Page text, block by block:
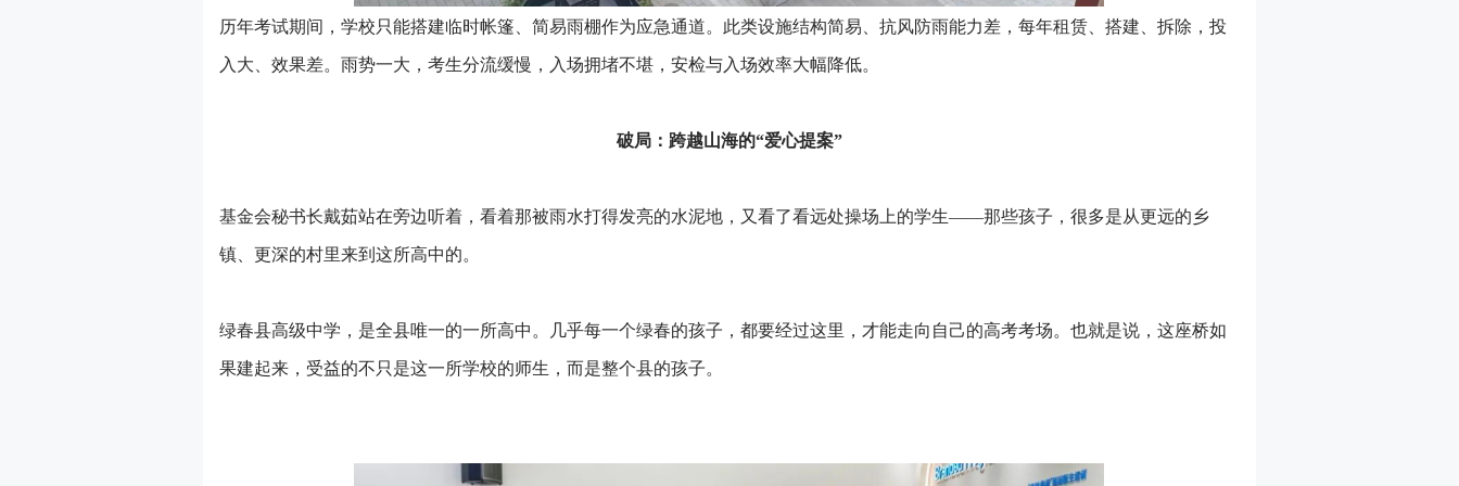
历年考试期间，学校只能搭建临时帐篷、简易雨棚作为应急通道。此类设施结构简易、抗风防雨能力差，每年租赁、搭建、拆除，投
入大、效果差。雨势一大，考生分流缓慢，入场拥堵不堪，安检与入场效率大幅降低。
破局：跨越山海的“爱心提案”
基金会秘书长戴茹站在旁边听着，看着那被雨水打得发亮的水泥地，又看了看远处操场上的学生——那些孩子，很多是从更远的乡
镇、更深的村里来到这所高中的。
绿春县高级中学，是全县唯一的一所高中。几乎每一个绿春的孩子，都要经过这里，才能走向自己的高考考场。也就是说，这座桥如
果建起来，受益的不只是这一所学校的师生，而是整个县的孩子。